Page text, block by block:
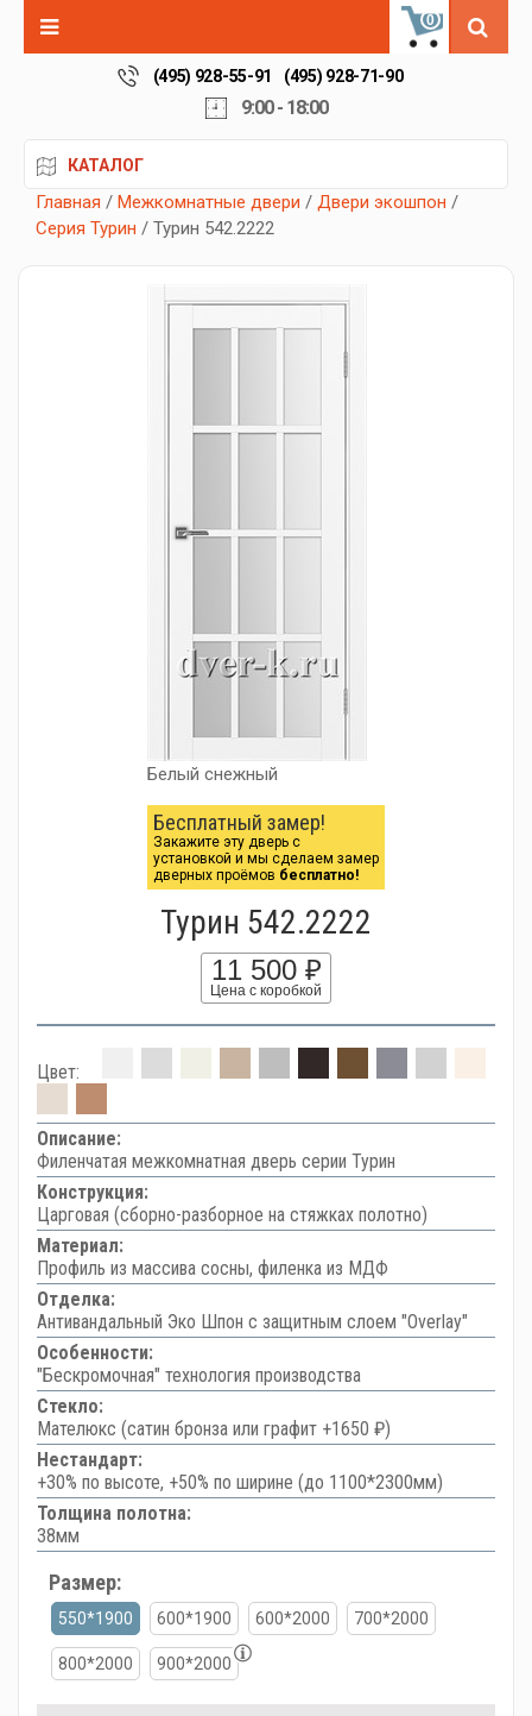
0
(495) 928-55-91 (495) 928-71-90
9:00 - 18:00
КАТАЛОГ
Главная / Межкомнатные двери / Двери экошпон /
Серия Турин / Турин 542.2222
Белый снежный
Бесплатный замер!
Закажите эту дверь с
установкой и мы сделаем замер
дверных проёмов бесплатно!
Турин 542.2222
11 500 ₽
Цена с коробкой
Цвет:
Описание:
Филенчатая межкомнатная дверь серии Турин
Конструкция:
Царговая (сборно-разборное на стяжках полотно)
Материал:
Профиль из массива сосны, филенка из МДФ
Отделка:
Антивандальный Эко Шпон с защитным слоем "Overlay"
Особенности:
"Бескромочная" технология производства
Стекло:
Мателюкс (сатин бронза или графит +1650 ₽)
Нестандарт:
+30% по высоте, +50% по ширине (до 1100*2300мм)
Толщина полотна:
38мм
Размер:
550*1900 600*1900 600*2000 700*2000
800*2000 900*2000